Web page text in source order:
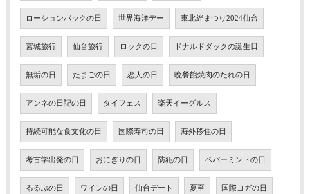
ローションパックの日 世界海洋デー 東北絆まつり2024仙台
宮城旅行 仙台旅行 ロックの日 ドナルドダックの誕生日
無垢の日 たまごの日 恋人の日 晩餐館焼肉のたれの日
アンネの日記の日 タイフェス 楽天イーグルス
持続可能な食文化の日 国際寿司の日 海外移住の日
考古学出発の日 おにぎりの日 防犯の日 ペパーミントの日
るるぶの日 ワインの日 仙台デート 夏至 国際ヨガの日